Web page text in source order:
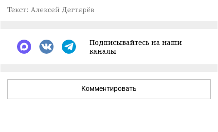
Текст: Алексей Дегтярёв
Подписывайтесь на наши
каналы
Комментировать